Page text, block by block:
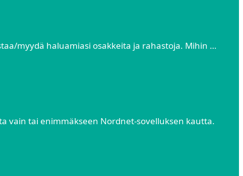
myydä haluamiasi osakkeita ja rahastoja. Mihin …
vain tai enimmäkseen Nordnet-sovelluksen kautta.